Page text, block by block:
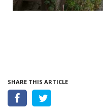
SHARE THIS ARTICLE